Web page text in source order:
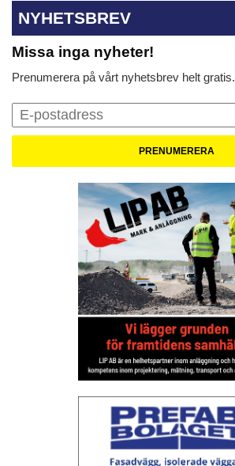
NYHETSBREV
Missa inga nyheter!
Prenumerera på vårt nyhetsbrev helt gratis.